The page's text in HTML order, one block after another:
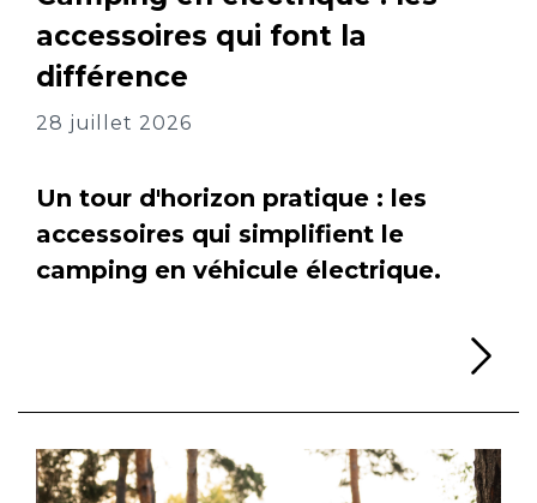
accessoires qui font la
différence
28 juillet 2026
Un tour d'horizon pratique : les
accessoires qui simplifient le
camping en véhicule électrique.